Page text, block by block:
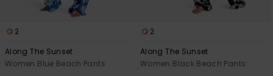
2
Along The Sunset
Women Blue Beach Pants
2
Along The Sunset
Women Black Beach Pants